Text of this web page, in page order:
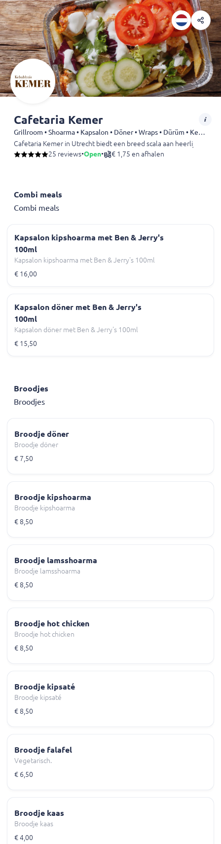
Cafetaria Kemer
Grillroom • Shoarma • Kapsalon • Döner • Wraps • Dürüm • Kebab
Cafetaria Kemer in Utrecht biedt een breed scala aan heerlijke
25 reviews•Open• € 1,75 en afhalen
Combi meals
Combi meals
Kapsalon kipshoarma met Ben & Jerry's
100ml
Kapsalon kipshoarma met Ben & Jerry's 100ml
€ 16,00
Kapsalon döner met Ben & Jerry's
100ml
Kapsalon döner met Ben & Jerry's 100ml
€ 15,50
Broodjes
Broodjes
Broodje döner
Broodje döner
€ 7,50
Broodje kipshoarma
Broodje kipshoarma
€ 8,50
Broodje lamsshoarma
Broodje lamsshoarma
€ 8,50
Broodje hot chicken
Broodje hot chicken
€ 8,50
Broodje kipsaté
Broodje kipsaté
€ 8,50
Broodje falafel
Vegetarisch.
€ 6,50
Broodje kaas
Broodje kaas
€ 4,00